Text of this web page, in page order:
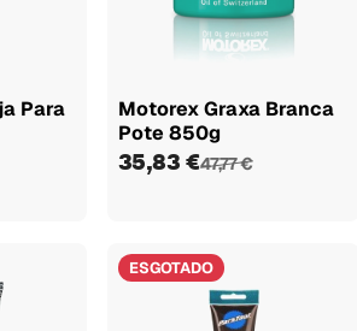
Para
Motorex Graxa Branca
Pote 850g
35,83 €47,77 €
ESGOTADO